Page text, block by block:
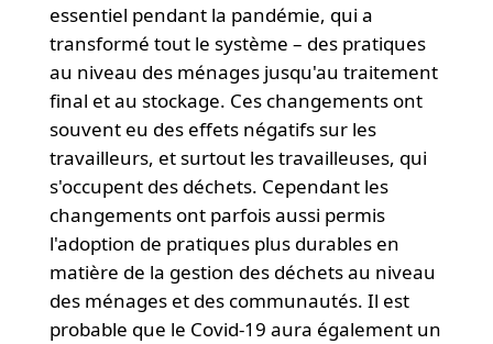
essentiel pendant la pandémie, qui a
transformé tout le système – des pratiques
au niveau des ménages jusqu'au traitement
final et au stockage. Ces changements ont
souvent eu des effets négatifs sur les
travailleurs, et surtout les travailleuses, qui
s'occupent des déchets. Cependant les
changements ont parfois aussi permis
l'adoption de pratiques plus durables en
matière de la gestion des déchets au niveau
des ménages et des communautés. Il est
probable que le Covid-19 aura également un